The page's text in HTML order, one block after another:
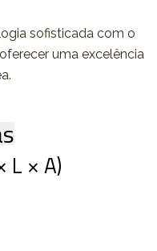
sofisticada com o
uma excelência
L × A)